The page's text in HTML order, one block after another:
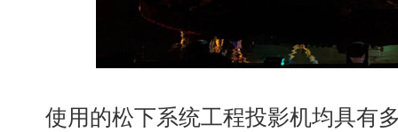
使用的松下系统工程投影机均具有